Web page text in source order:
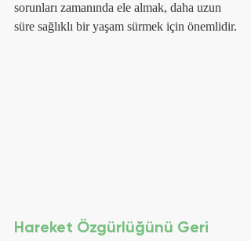
sorunları zamanında ele almak, daha uzun
süre sağlıklı bir yaşam sürmek için önemlidir.
Hareket Özgürlüğünü Geri